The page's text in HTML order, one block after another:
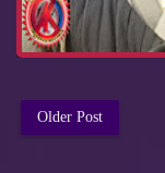
Older Post